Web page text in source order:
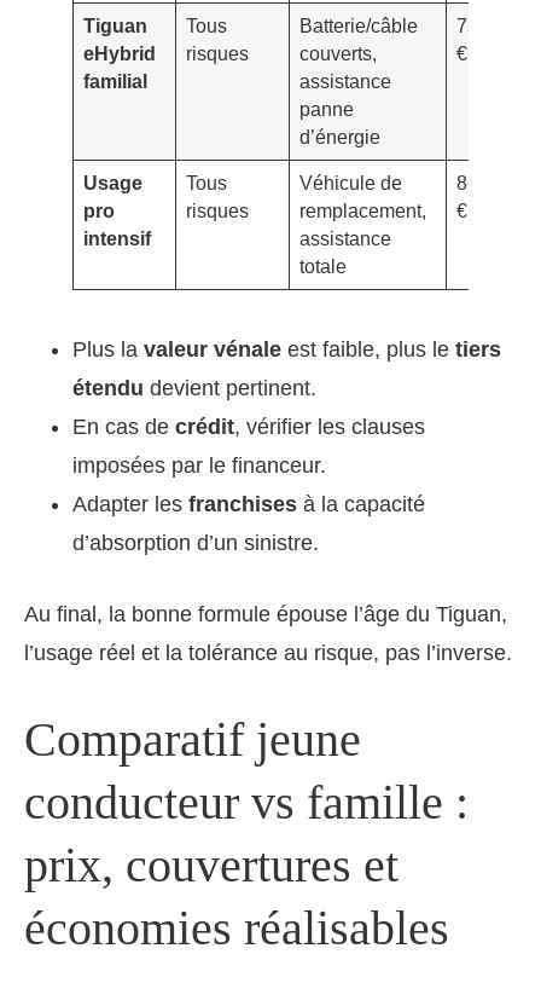
Tiguan
eHybrid
familial
Tous
risques
Batterie/câble
couverts,
assistance
panne
d’énergie
750–1
€
Usage
pro
intensif
Tous
risques
Véhicule de
remplacement,
assistance
totale
850–1
€
Plus la valeur vénale est faible, plus le tiers
étendu devient pertinent.
En cas de crédit, vérifier les clauses
imposées par le financeur.
Adapter les franchises à la capacité
d’absorption d’un sinistre.
Au final, la bonne formule épouse l’âge du Tiguan,
l’usage réel et la tolérance au risque, pas l’inverse.
Comparatif jeune
conducteur vs famille :
prix, couvertures et
économies réalisables